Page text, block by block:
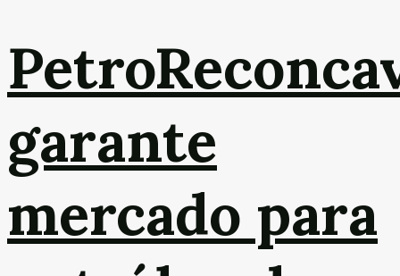
garante
mercado para